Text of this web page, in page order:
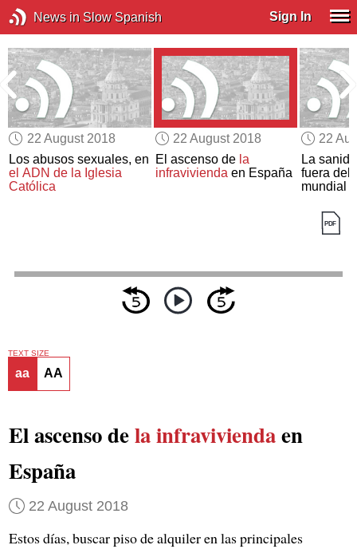
News in Slow Spanish Sign In
22 August 2018
Los abusos sexuales, en
el ADN de la Iglesia
Católica
22 August 2018
El ascenso de la
infraviviendaen España
22
La
fuera del
mundial
TEXT SIZE
aa AA
El ascenso dela infraviviendaen
España
22 August 2018
Estos días, buscar piso de alquiler en las principales